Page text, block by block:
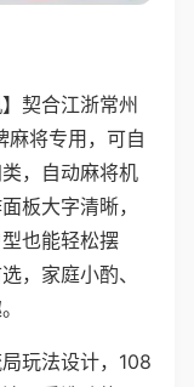
契合江浙常州
麻将专用，可自
，自动麻将机
板大字清晰，
也能轻松摆
，家庭小酌、
玩法设计，108